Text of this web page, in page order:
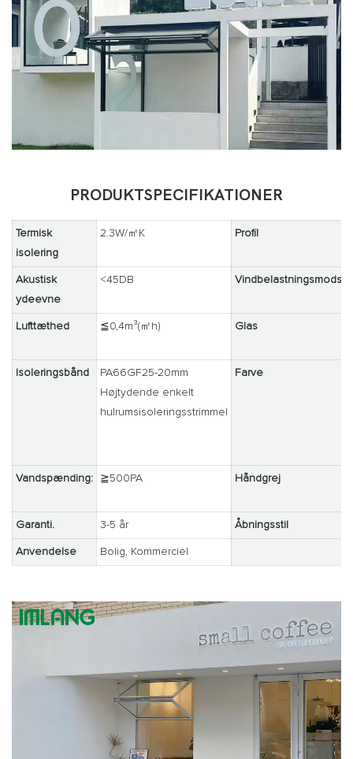
PRODUKTSPECIFIKATIONER
Termisk
isolering
2.3W/㎡K Profil
Akustisk
ydeevne
<45DB
Lufttæthed ≦0,4m³(㎡h) Glas
Isoleringsbånd
PA66GF25-20mm
Højtydende enkelt
hulrumsisoleringsstrimmel
Farve
Vandspænding: ≧500PA Håndgrej
Garanti. 3-5 år Åbningsstil
Anvendelse Bolig, Kommerciel